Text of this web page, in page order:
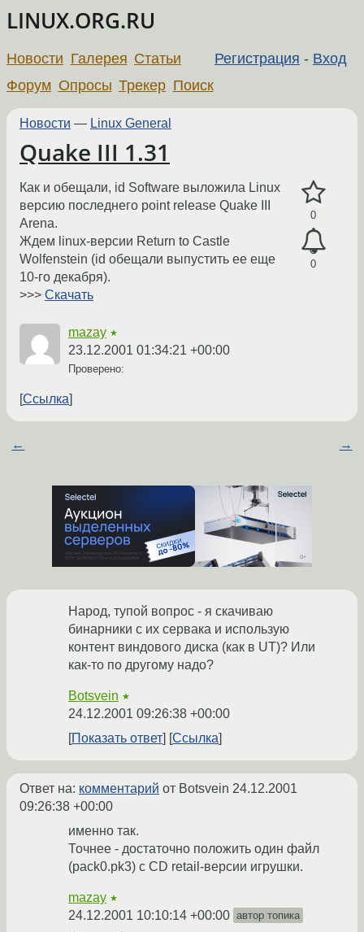
LINUX.ORG.RU
Регистрация - Вход
Новости Галерея Статьи
Форум Опросы Трекер Поиск
Новости — Linux General
Quake III 1.31
0
0
Как и обещали, id Software выложила Linux
версию последнего point release Quake III
Arena.
Ждем linux-версии Return to Castle
Wolfenstein (id обещали выпустить ее еще
10-го декабря).
>>> Скачать
mazay ★
23.12.2001 01:34:21 +00:00
Проверено:
Ссылка
← →
Народ, тупой вопрос - я скачиваю
бинарники с их сервака и использую
контент виндового диска (как в UT)? Или
как-то по другому надо?
Botsvein ★
24.12.2001 09:26:38 +00:00
Показать ответ
Ссылка
Ответ на: комментарий от Botsvein 24.12.2001
09:26:38 +00:00
именно так.
Точнее - достаточно положить один файл
(pack0.pk3) с CD retail-версии игрушки.
mazay ★
24.12.2001 10:10:14 +00:00 автор топика